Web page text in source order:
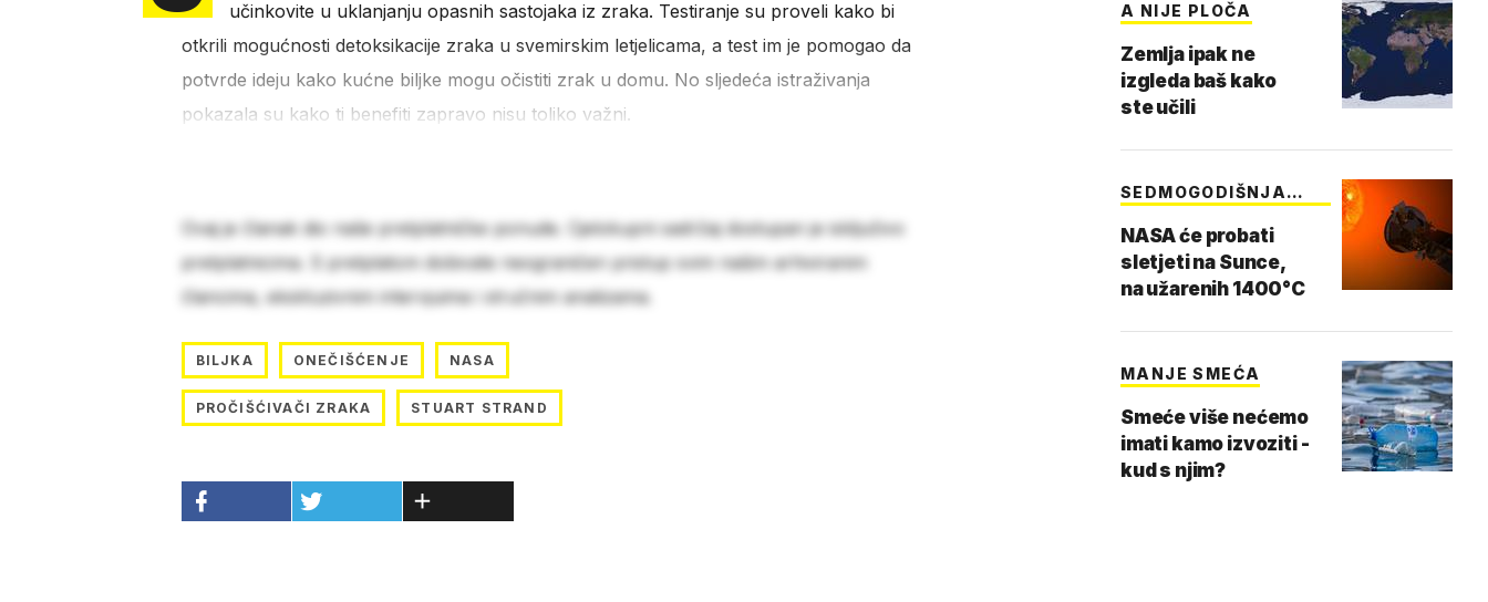
učinkovite u uklanjanju opasnih sastojaka iz zraka. Testiranje su proveli kako bi
otkrili mogućnosti detoksikacije zraka u svemirskim letjelicama, a test im je pomogao da
potvrde ideju kako kućne biljke mogu očistiti zrak u domu. No sljedeća istraživanja
pokazala su kako ti benefiti zapravo nisu toliko važni.
Ovaj je članak dio naše pretplatničke ponude. Cjelokupni sadržaj dostupan je isključivo
pretplatnicima. S pretplatom dobivate neograničen pristup svim našim arhiviranim
člancima, ekskluzivnim intervjuima i stručnim analizama.
BILJKA ONEČIŠĆENJE NASA
PROČIŠĆIVAČI ZRAKA STUART STRAND
A NIJE PLOČA
Zemlja ipak ne
izgleda baš kako
ste učili
SEDMOGODIŠNJA
NASA će probati
sletjeti na Sunce,
na užarenih 1400°C
MANJE SMEĆA
Smeće više nećemo
imati kamo izvoziti -
kud s njim?